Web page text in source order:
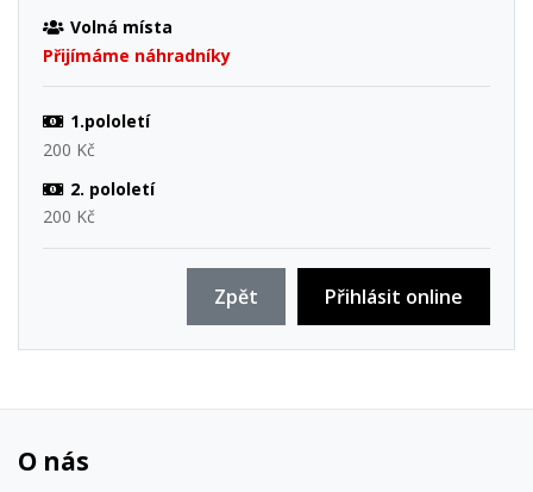
Volná místa
Přijímáme náhradníky
1.pololetí
200 Kč
2. pololetí
200 Kč
Přihlásit online
Zpět
O nás